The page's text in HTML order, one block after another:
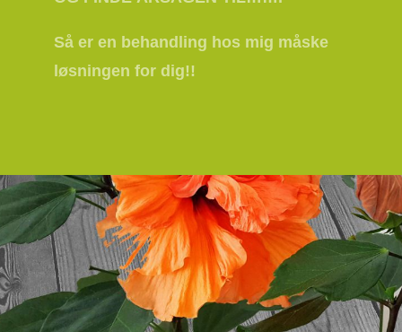
Så er en behandling hos mig måske
løsningen for dig!!